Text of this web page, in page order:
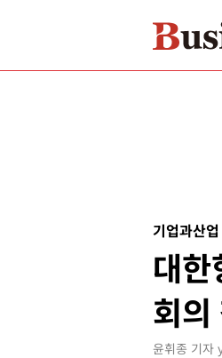
기업과산업
대
회
윤휘종 기